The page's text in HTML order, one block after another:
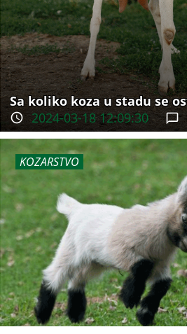
Sa koliko koza u stadu se
2024-03-18 12:09:30
KOZARSTVO